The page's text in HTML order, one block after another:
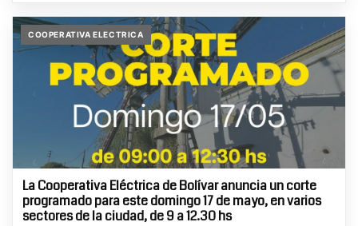
COOPERATIVA ELECTRICA
La Cooperativa Eléctrica de Bolívar anuncia un corte
programado para este domingo 17 de mayo, en varios
sectores de la ciudad, de 9 a 12.30 hs